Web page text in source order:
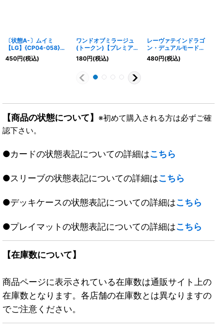
〔状態A-〕ムイミ
【LG】{CP04-058}
《ドラゴン》
450円(税込)
ワンドオブミラージュ
(トークン)【プレミア
ム】{CP04-PR33}《ウ
ィッチ》
180円(税込)
レーヴァテインドラゴ
ン・デュアルモード
γ(ADVANCE)【SL】
{BP10-SL17}《ドラゴ
480円(税込)
【商品の状態について】 ※初めて購入される方は必ずご確
認下さい。
●カードの状態表記についての詳細はこちら
●スリーブの状態表記についての詳細はこちら
●デッキケースの状態表記についての詳細はこちら
●プレイマットの状態表記についての詳細はこちら
【在庫数について】
商品ページに表示されている在庫数は通販サイト上の
在庫数となります。各店舗の在庫数とは異なりますの
でご注意ください。